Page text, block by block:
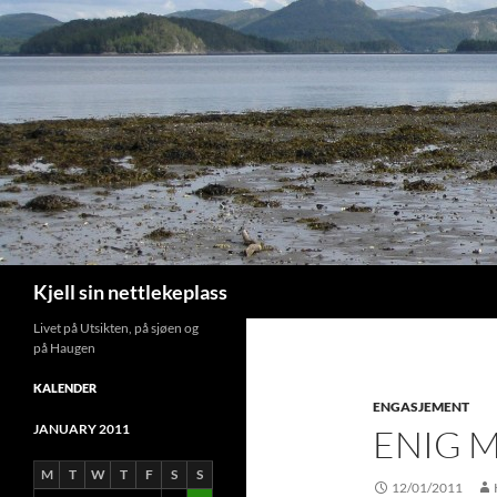
Kjell sin nettlekeplass
ENGASJEMENT
ENIG
12/01/2011
Livet på Utsikten, på sjøen og
på Haugen
KALENDER
JANUARY 2011
M T W T F S
S